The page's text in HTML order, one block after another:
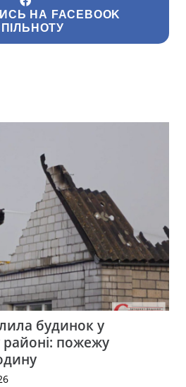
НА FACEBOOK
будинок у
пожежу